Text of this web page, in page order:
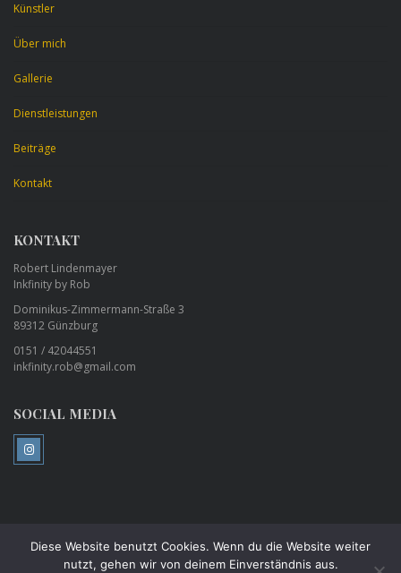
Künstler
Über mich
Gallerie
Dienstleistungen
Beiträge
Kontakt
KONTAKT
Robert Lindenmayer
Inkfinity by Rob
Dominikus-Zimmermann-Straße 3
89312 Günzburg
0151 / 42044551
inkfinity.rob@gmail.com
SOCIAL MEDIA
Inkfinity by Rob Tattoo Studio - Piercing Studio - GünzburgAll Rights
Diese Website benutzt Cookies. Wenn du die Website weiter
nutzt, gehen wir von deinem Einverständnis aus.